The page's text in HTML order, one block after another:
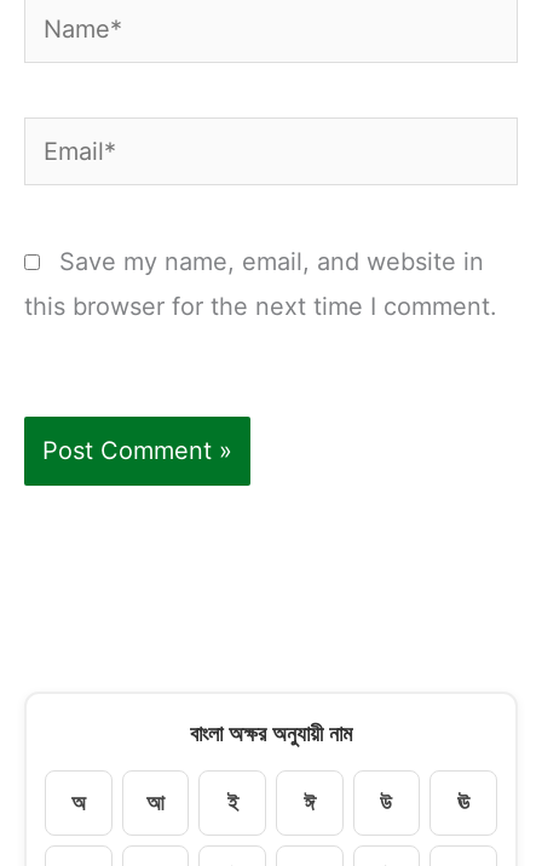
Name*
Email*
Save my name, email, and website in
this browser for the next time I comment.
বাংলা অক্ষর অনুযায়ী নাম
অ আ ই ঈ উ ঊ